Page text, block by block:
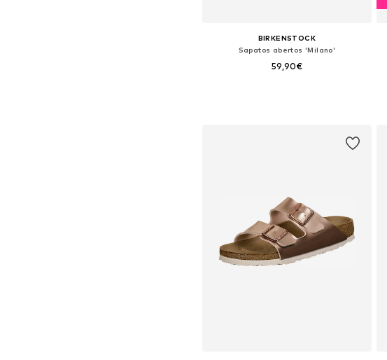
BIRKENSTOCK
Sapatos abertos 'Milano'
59,90€